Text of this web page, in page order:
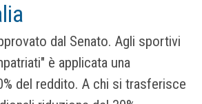
dal Senato. Agli sportivi
è applicata una
del reddito. A chi si trasferisce